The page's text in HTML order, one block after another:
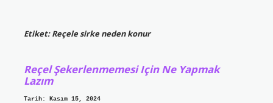
Etiket:Reçele sirke neden konur
Reçel Şekerlenmemesi Için Ne Yapmak
Lazım
Tarih: Kasım 15, 2024